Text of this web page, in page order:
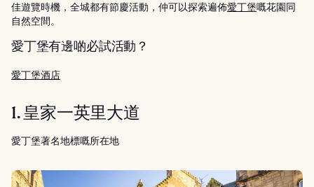
佳遊覽時機，全城都有節慶活動，仲可以探索遍佈愛丁堡嘅花園同
自然空間。
愛丁堡有邊啲必試活動？
愛丁堡酒店
1. 皇家一英里大道
愛丁堡著名地標嘅所在地